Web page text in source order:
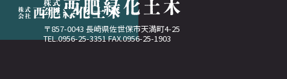
〒857-0043 長崎県佐世保市天満町4-25
TEL.0956-25-3351 FAX.0956-25-1903